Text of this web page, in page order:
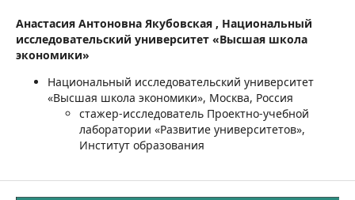
Анастасия Антоновна Якубовская , Национальный
исследовательский университет «Высшая школа
экономики»
Национальный исследовательский университет
«Высшая школа экономики», Москва, Россия
стажер-исследователь Проектно-учебной
лаборатории «Развитие университетов»,
Институт образования